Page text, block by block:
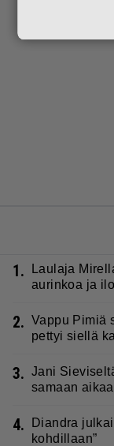
1.
Laulaja
aurinkoa ja
2. Vappu Pimiä
pettyi siellä
3. Jani
samaan
4.
Diandra
kohdillaan”